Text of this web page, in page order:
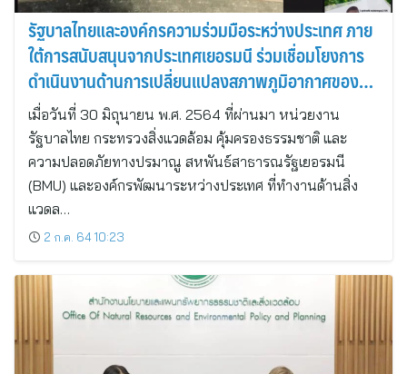
รัฐบาลไทยและองค์กรความร่วมมือระหว่างประเทศ ภาย
ใต้การสนับสนุนจากประเทศเยอรมนี ร่วมเชื่อมโยงการ
ดำเนินงานด้านการเปลี่ยนแปลงสภาพภูมิอากาศของ
ไทยกับเป้าหมายการพัฒนาเพื่อความยั่งยืน
เมื่อวันที่ 30 มิถุนายน พ.ศ. 2564 ที่ผ่านมา หน่วยงาน
รัฐบาลไทย กระทรวงสิ่งแวดล้อม คุ้มครองธรรมชาติ และ
ความปลอดภัยทางปรมาณู สหพันธ์สาธารณรัฐเยอรมนี
(BMU) และองค์กรพัฒนาระหว่างประเทศ ที่ทำงานด้านสิ่ง
แวดล…
2 ก.ค. 64 10:23